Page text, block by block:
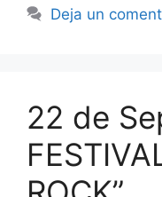
Deja un
22 de